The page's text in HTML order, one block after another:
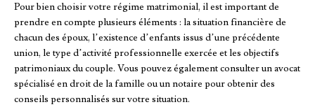
Pour bien choisir votre régime matrimonial, il est important de
prendre en compte plusieurs éléments : la situation financière de
chacun des époux, l’existence d’enfants issus d’une précédente
union, le type d’activité professionnelle exercée et les objectifs
patrimoniaux du couple. Vous pouvez également consulter un avocat
spécialisé en droit de la famille ou un notaire pour obtenir des
conseils personnalisés sur votre situation.